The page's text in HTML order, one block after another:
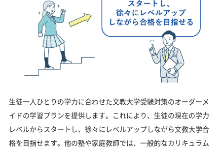
生徒一人ひとりの学力に合わせた文教大学受験対策のオーダーメ
イドの学習プランを提供します。これにより、生徒の現在の学力
レベルからスタートし、徐々にレベルアップしながら文教大学合
格を目指せます。他の塾や家庭教師では、一般的なカリキュラム